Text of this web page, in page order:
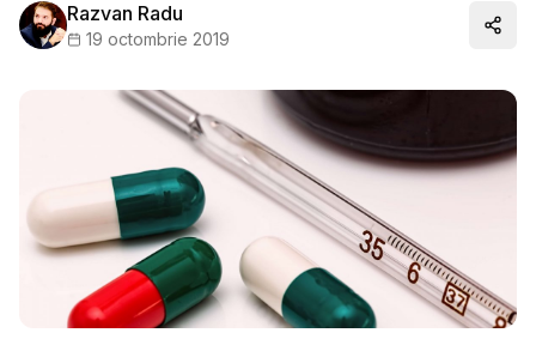
Razvan Radu
19 octombrie 2019